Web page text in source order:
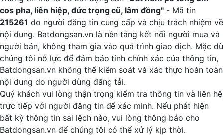
cos pha, liên hiệp, đức trọng cũ, lâm đồng" - Mã tin
215261 do người đăng tin cung cấp và chịu trách nhiệm về
nội dung. Batdongsan.vn là nền tảng kết nối người mua và
người bán, không tham gia vào quá trình giao dịch. Mặc dù
chúng tôi nỗ lực để đảm bảo tính chính xác của thông tin,
Batdongsan.vn không thể kiểm soát và xác thực hoàn toàn
nội dung do người dùng đăng tải.
Quý khách vui lòng thận trọng kiểm tra thông tin và liên hệ
trực tiếp với người đăng tin để xác minh. Nếu phát hiện
bất kỳ thông tin sai lệch nào, vui lòng thông báo cho
Batdongsan.vn để chúng tôi có thể xử lý kịp thời.